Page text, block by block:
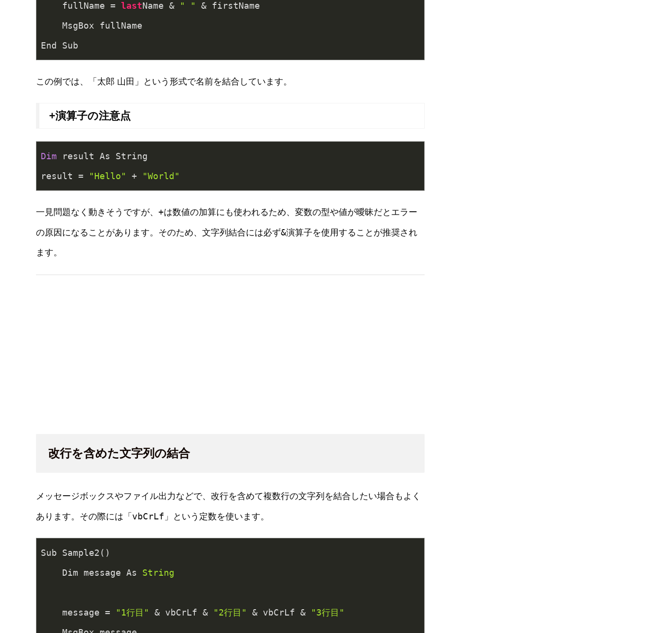
    fullName =
lastName & " "
& firstName
    MsgBox fullName
End Sub
この例では、「太郎 山田」という形式で名前を結合しています。
+演算子の注意点
Dim result As String
result =
"Hello" + "World"
一見問題なく動きそうですが、 +は数値の加算にも使われるため、変数の型や値が曖昧だとエラー
の原因になることがあります。そのため、文字列結合には必ず&演算子を使用することが推奨され
ます。
改行を含めた文字列の結合
メッセージボックスやファイル出力などで、改行を含めて複数行の文字列を結合したい場合もよく
あります。その際には「 vbCrLf 」という定数を使います。
Sub Sample2()
    Dim message As
String
    message =
"1行目" & vbCrLf & "2行目" & vbCrLf &
"3行目"